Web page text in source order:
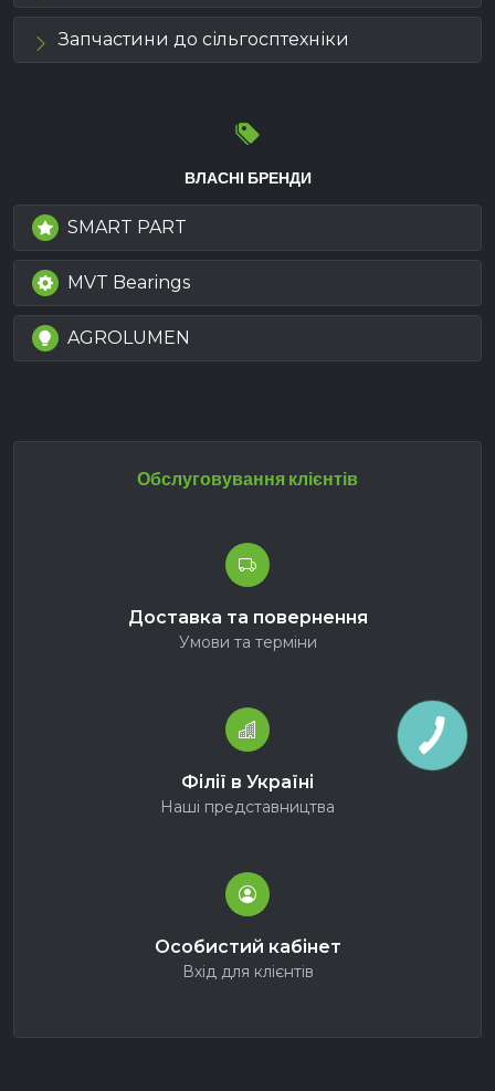
Запчастини до сільгосптехніки
ВЛАСНІ БРЕНДИ
SMART PART
MVT Bearings
AGROLUMEN
Обслуговування клієнтів
Доставка та повернення
Умови та терміни
Філії в Україні
Наші представництва
Особистий кабінет
Вхід для клієнтів